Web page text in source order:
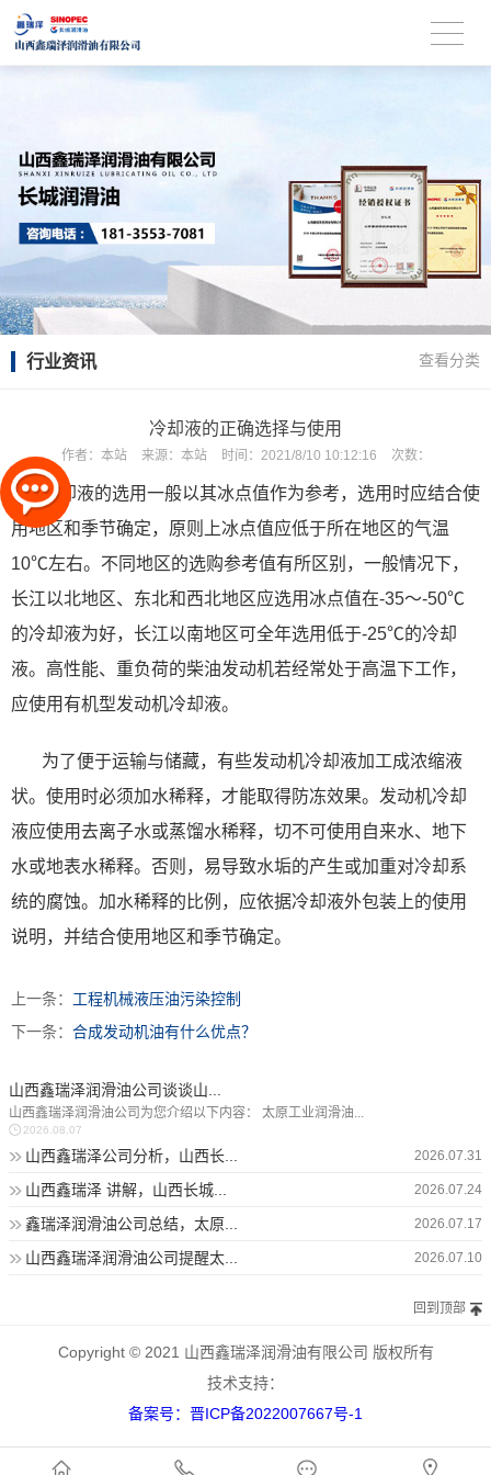
行业资讯 查看分类
冷却液的正确选择与使用
作者： 本站 来源： 本站 时间： 2021/8/10 10:12:16 次数：
冷却液的选用一般以其冰点值作为参考，选用时应结合使
用地区和季节确定，原则上冰点值应低于所在地区的气温
10℃左右。不同地区的选购参考值有所区别，一般情况下，
长江以北地区、东北和西北地区应选用冰点值在-35～-50℃
的冷却液为好，长江以南地区可全年选用低于-25℃的冷却
液。高性能、重负荷的柴油发动机若经常处于高温下工作，
应使用有机型发动机冷却液。
为了便于运输与储藏，有些发动机冷却液加工成浓缩液
状。使用时必须加水稀释，才能取得防冻效果。 发动机冷却
液应使用去离子水或蒸馏水稀释，切不可使用自来水、地下
水或地表水稀释。否则，易导致水垢的产生或加重对冷却系
统的腐蚀。加水稀释的比例，应依据冷却液外包装上的使用
说明，并结合使用地区和季节确定。
上一条： 工程机械液压油污染控制
下一条： 合成发动机油有什么优点？
山西鑫瑞泽润滑油公司谈谈山...
山西鑫瑞泽润滑油公司为您介绍以下内容： 太原工业润滑油...
2026.08.07
山西鑫瑞泽公司分析，山西长... 2026.07.31
山西鑫瑞泽 讲解，山西长城... 2026.07.24
鑫瑞泽润滑油公司总结，太原... 2026.07.17
山西鑫瑞泽润滑油公司提醒太... 2026.07.10
回到顶部
Copyright © 2021 山西鑫瑞泽润滑油有限公司 版权所有
技术支持：
备案号：晋ICP备2022007667号-1